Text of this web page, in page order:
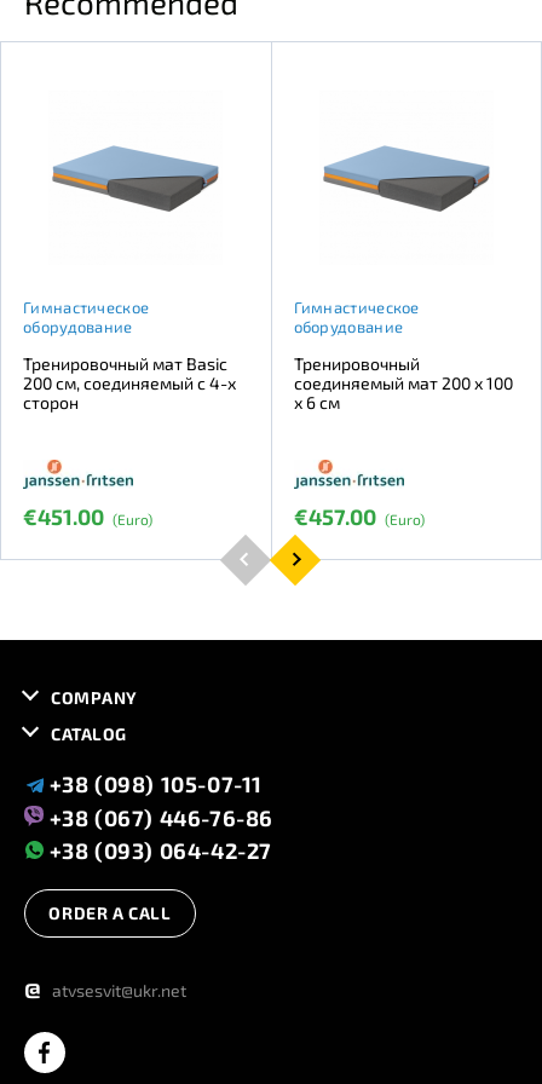
Гимнастическое
оборудование
Тренировочный мат Basic
200 см, соединяемый с 4-х
сторон
€451.00 (Euro)
Гимнастическое
оборудование
Тренировочный
соединяемый мат 200 х 100
х 6 см
€457.00 (Euro)
COMPANY
CATALOG
+38 (098) 105-07-11
+38 (067) 446-76-86
+38 (093) 064-42-27
ORDER A CALL
@ atvsesvit@ukr.net